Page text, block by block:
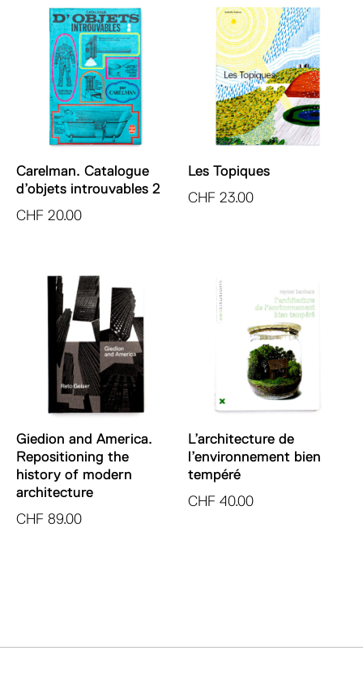
Carelman. Catalogue
d’objets introuvables 2
CHF 20.00
Les Topiques
CHF 23.00
Giedion and America.
Repositioning the
history of modern
architecture
CHF 89.00
L’architecture de
l’environnement bien
tempéré
CHF 40.00